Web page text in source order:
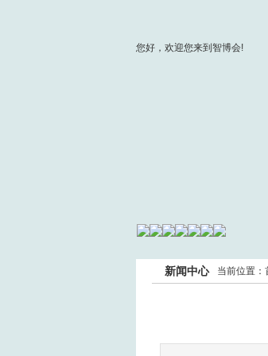
您好，欢迎您来到智博会!
新闻中心 当前位置：